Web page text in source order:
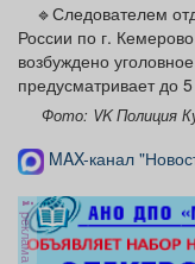
🔹Следователем
России по г.
возбуждено
предусматривает до
Фото: VK Полиция
MAX-канал
реклама